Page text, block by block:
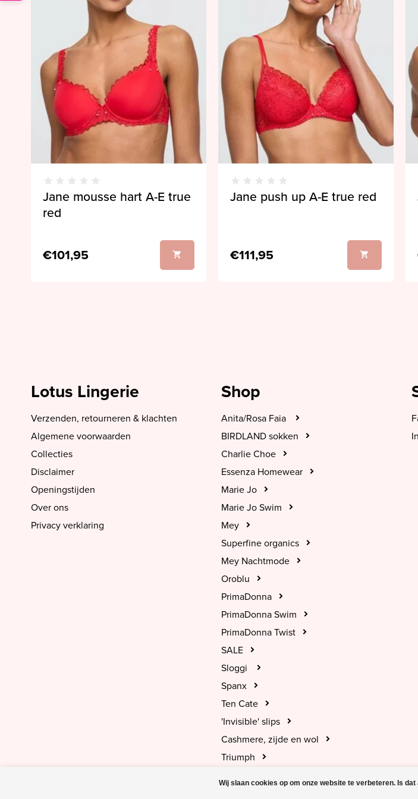
Jane mousse hart A-E true
red
€101,95
Jane push up A-E true red
€111,95
Lotus Lingerie
Verzenden, retourneren & klachten
Algemene voorwaarden
Collecties
Disclaimer
Openingstijden
Over ons
Privacy verklaring
Shop
Anita/Rosa Faia
BIRDLAND sokken
Charlie Choe
Essenza Homewear
Marie Jo
Marie Jo Swim
Mey
Superfine organics
Mey Nachtmode
Oroblu
PrimaDonna
PrimaDonna Swim
PrimaDonna Twist
SALE
Sloggi
Spanx
Ten Cate
'Invisible' slips
Cashmere, zijde en wol
Triumph
Wij slaan cookies op om onze website te verbeteren. Is